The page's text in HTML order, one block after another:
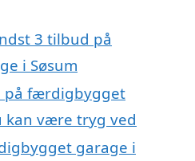
3 tilbud på
i Søsum
på færdigbygget
kan være tryg ved
garage i